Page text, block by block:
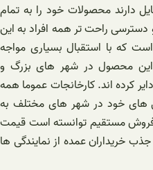
دارند محصولات خود را به تمام
دسترسی راحت تر همه‌ افراد به این
که با استقبال بسیاری مواجه
این محصول در شهر های بزرگ و
کرده اند. کارخانجات عموما همه
های خود در شهر های مختلف به
مستقیم توانسته است قیمت
خریداران عمده از نمایندگی ها